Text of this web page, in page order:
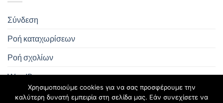
Σύνδεση
Ροή καταχωρίσεων
Ροή σχολίων
WordPress.org
Χρησιμοποιούμε cookies για να σας προσφέρουμε την
καλύτερη δυνατή εμπειρία στη σελίδα μας. Εάν συνεχίσετε να